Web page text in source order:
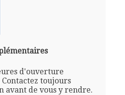
d'ouverture
toujours
avant de vous y rendre.